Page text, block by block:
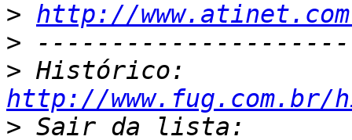
> http://
>
>
http://
>